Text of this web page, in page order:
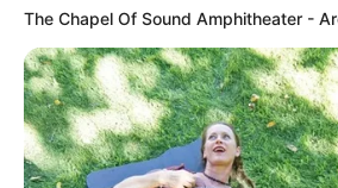
The Chapel Of Sound Amphitheater -